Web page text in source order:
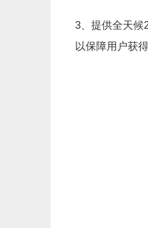
3、提供全天候
以保障用户获